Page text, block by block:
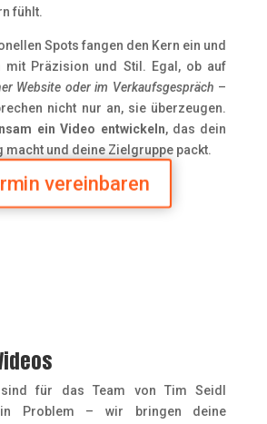
fühlt.
Spots fangen den Kern ein und
mit Präzision und Stil. Egal, ob auf
Website oder im Verkaufsgespräch –
nicht nur an, sie überzeugen.
ein Video entwickeln, das dein
macht und deine Zielgruppe packt.
vereinbaren
sind für das Team von Tim Seidl
Problem – wir bringen deine